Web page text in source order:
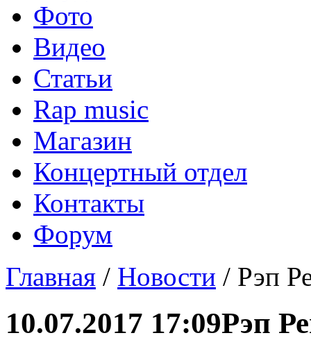
Фото
Видео
Статьи
Rap music
Магазин
Концертный отдел
Контакты
Форум
Главная / Новости / Рэп
10.07.2017 17:09Рэп